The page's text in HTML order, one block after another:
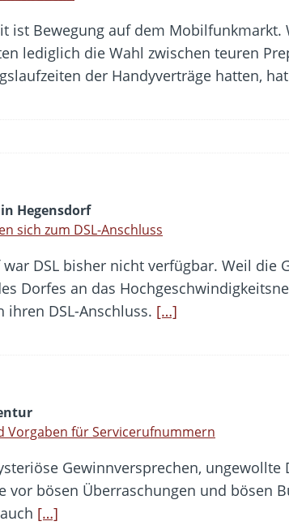
ist Bewegung auf dem
lediglich die Wahl zwischen teuren
der Handyverträge hatten,
Hegensdorf
sich zum DSL-Anschluss
DSL bisher nicht verfügbar. Weil die
Dorfes an das
DSL-Anschluss. […]
Vorgaben für Servicerufnummern
Gewinnversprechen,
bösen Überraschungen und bösen
[…]